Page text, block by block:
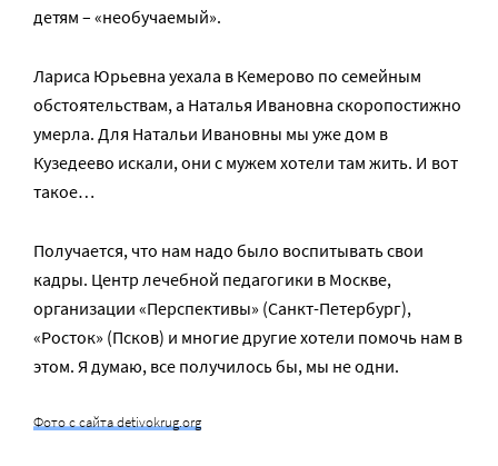
детям – «необучаемый».
Лариса Юрьевна уехала в Кемерово по семейным
обстоятельствам, а Наталья Ивановна скоропостижно
умерла. Для Натальи Ивановны мы уже дом в
Кузедеево искали, они с мужем хотели там жить. И вот
такое…
Получается, что нам надо было воспитывать свои
кадры. Центр лечебной педагогики в Москве,
организации «Перспективы» (Санкт-Петербург),
«Росток» (Псков) и многие другие хотели помочь нам в
этом. Я думаю, все получилось бы, мы не одни.
Фото с сайта detivokrug.org